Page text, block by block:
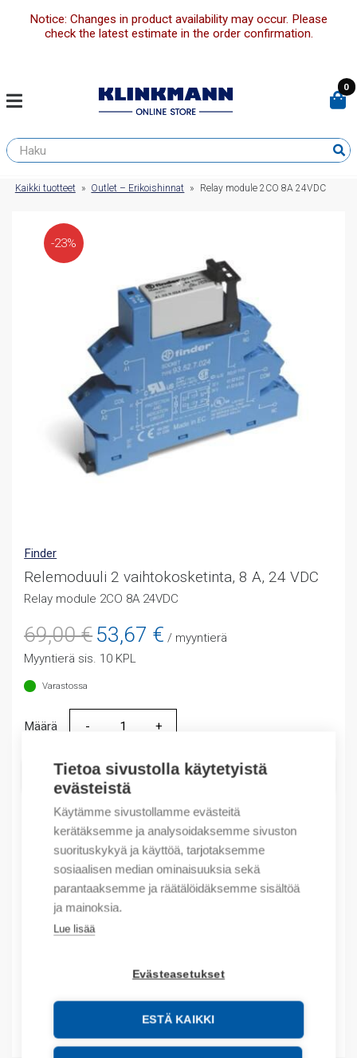
Tietoa sivustolla käytetyistä
evästeistä
Käytämme sivustollamme evästeitä
kerätäksemme ja analysoidaksemme sivuston
suorituskykyä ja käyttöä, tarjotaksemme
sosiaalisen median ominaisuuksia sekä
parantaaksemme ja räätälöidäksemme sisältöä
ja mainoksia.
Lue lisää
Evästeasetukset
ESTÄ KAIKKI
Notice: Changes in product availability may occur. Please
check the latest estimate in the order confirmation.
0
Kaikki tuotteet » Outlet – Erikoishinnat » Relay module 2CO 8A 24VDC
-23%
Finder
Relemoduuli 2 vaihtokosketinta, 8 A, 24 VDC
Relay module 2CO 8A 24VDC
69,00€ Alkuperäinen
hinta
oli:
53,67 € hinta
/ myyntierä
Myyntierä sis. 10 KPL
Varastossa
Määrä
Määrä
LISÄÄ OSTOSKORIIN
Tuotekoodit
Tilauskoodi: 386270240050
Valmistajan tuotenumero: 38.62.7.024.0050